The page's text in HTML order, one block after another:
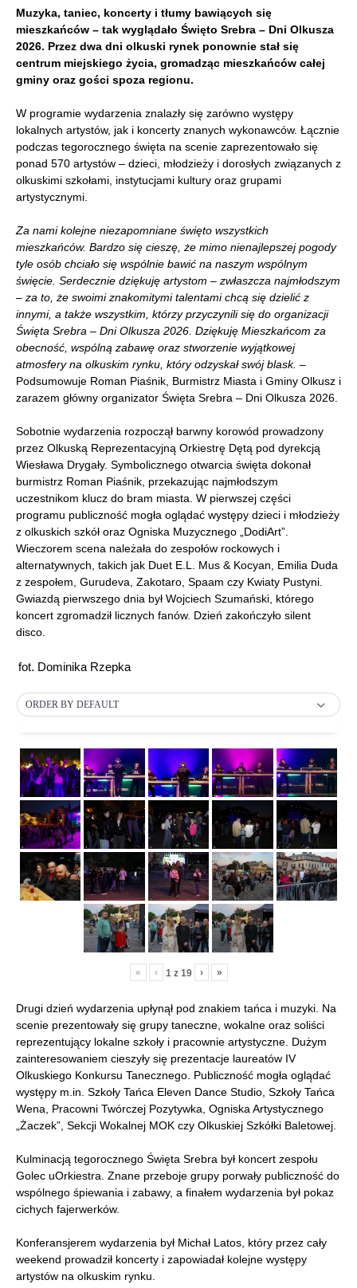
Muzyka, taniec, koncerty i tłumy bawiących się
mieszkańców – tak wyglądało Święto Srebra – Dni Olkusza
2026. Przez dwa dni olkuski rynek ponownie stał się
centrum miejskiego życia, gromadząc mieszkańców całej
gminy oraz gości spoza regionu.
W programie wydarzenia znalazły się zarówno występy
lokalnych artystów, jak i koncerty znanych wykonawców. Łącznie
podczas tegorocznego święta na scenie zaprezentowało się
ponad 570 artystów – dzieci, młodzieży i dorosłych związanych z
olkuskimi szkołami, instytucjami kultury oraz grupami
artystycznymi.
Za nami kolejne niezapomniane święto wszystkich
mieszkańców. Bardzo się cieszę, że mimo nienajlepszej pogody
tyle osób chciało się wspólnie bawić na naszym wspólnym
święcie. Serdecznie dziękuję artystom – zwłaszcza najmłodszym
– za to, że swoimi znakomitymi talentami chcą się dzielić z
innymi, a także wszystkim, którzy przyczynili się do organizacji
Święta Srebra – Dni Olkusza 2026. Dziękuję Mieszkańcom za
obecność, wspólną zabawę oraz stworzenie wyjątkowej
atmosfery na olkuskim rynku, który odzyskał swój blask. –
Podsumowuje Roman Piaśnik, Burmistrz Miasta i Gminy Olkusz i
zarazem główny organizator Święta Srebra – Dni Olkusza 2026.
Sobotnie wydarzenia rozpoczął barwny korowód prowadzony
przez Olkuską Reprezentacyjną Orkiestrę Dętą pod dyrekcją
Wiesława Drygały. Symbolicznego otwarcia święta dokonał
burmistrz Roman Piaśnik, przekazując najmłodszym
uczestnikom klucz do bram miasta. W pierwszej części
programu publiczność mogła oglądać występy dzieci i młodzieży
z olkuskich szkół oraz Ogniska Muzycznego „DodiArt”.
Wieczorem scena należała do zespołów rockowych i
alternatywnych, takich jak Duet E.L. Mus & Kocyan, Emilia Duda
z zespołem, Gurudeva, Zakotaro, Spaam czy Kwiaty Pustyni.
Gwiazdą pierwszego dnia był Wojciech Szumański, którego
koncert zgromadził licznych fanów. Dzień zakończyło silent
disco.
fot. Dominika Rzepka
ORDER BY DEFAULT
« ‹ 1z 19 › »
Drugi dzień wydarzenia upłynął pod znakiem tańca i muzyki. Na
scenie prezentowały się grupy taneczne, wokalne oraz soliści
reprezentujący lokalne szkoły i pracownie artystyczne. Dużym
zainteresowaniem cieszyły się prezentacje laureatów IV
Olkuskiego Konkursu Tanecznego. Publiczność mogła oglądać
występy m.in. Szkoły Tańca Eleven Dance Studio, Szkoły Tańca
Wena, Pracowni Twórczej Pozytywka, Ogniska Artystycznego
„Żaczek”, Sekcji Wokalnej MOK czy Olkuskiej Szkółki Baletowej.
Kulminacją tegorocznego Święta Srebra był koncert zespołu
Golec uOrkiestra. Znane przeboje grupy porwały publiczność do
wspólnego śpiewania i zabawy, a finałem wydarzenia był pokaz
cichych fajerwerków.
Konferansjerem wydarzenia był Michał Latos, który przez cały
weekend prowadził koncerty i zapowiadał kolejne występy
artystów na olkuskim rynku.